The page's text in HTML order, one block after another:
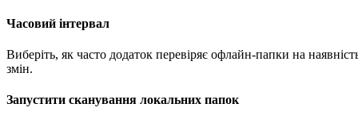
Часовий інтервал
Виберіть, як часто додаток перевіряє офлайн-папки на
змін.
Запустити сканування локальних папок